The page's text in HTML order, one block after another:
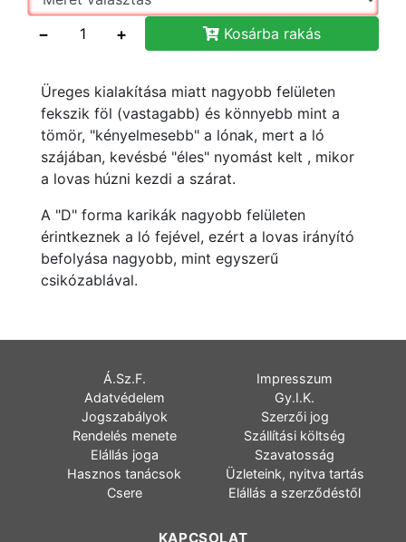
− + Kosárba rakás
Üreges kialakítása miatt nagyobb felületen
fekszik föl (vastagabb) és könnyebb mint a
tömör, "kényelmesebb" a lónak, mert a ló
szájában, kevésbé "éles" nyomást kelt , mikor
a lovas húzni kezdi a szárat.
A "D" forma karikák nagyobb felületen
érintkeznek a ló fejével, ezért a lovas irányító
befolyása nagyobb, mint egyszerű
csikózablával.
Á.Sz.F.
Impresszum
Adatvédelem
Gy.I.K.
Jogszabályok
Szerzői jog
Rendelés menete
Szállítási költség
Elállás joga
Szavatosság
Hasznos tanácsok
Üzleteink, nyitva tartás
Csere
Elállás a szerződéstől
KAPCSOLAT